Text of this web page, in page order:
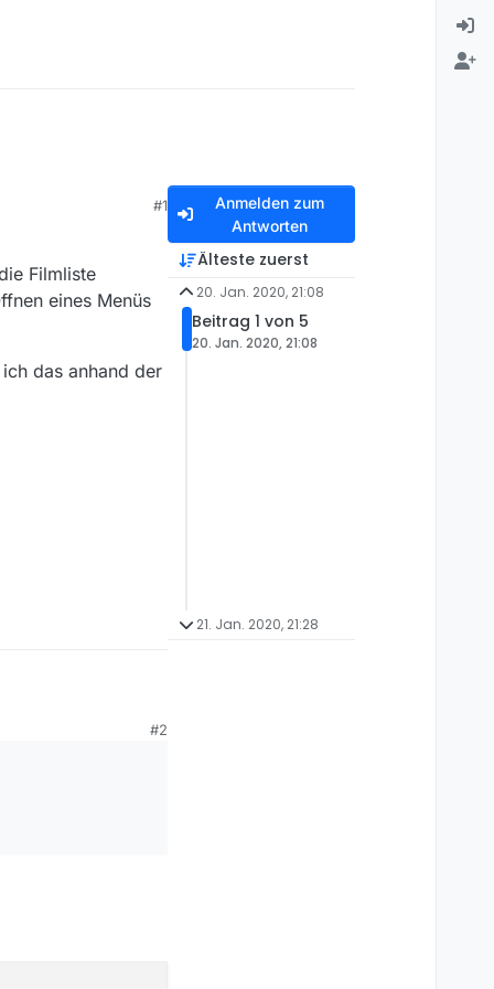
#1
Filmliste
eines Menüs
das anhand der
#2
Anmelden zum
Antworten
Älteste zuerst
20. Jan. 2020, 21:08
Beitrag 1 von 5
20. Jan. 2020, 21:08
21. Jan. 2020, 21:28